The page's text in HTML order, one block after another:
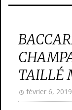
TAILLÉ
février 6, 2019